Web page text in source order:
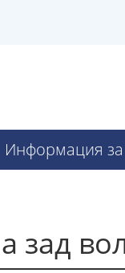
Информация за
зад